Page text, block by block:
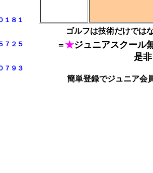
ゴルフは技術だけでは
＝★ジュニアスクール
是
簡単登録でジュニア会
１８１
７２５
７９３